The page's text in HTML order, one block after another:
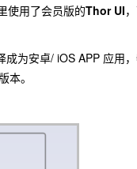
使用了会员版的Thor UI
为安卓/ iOS APP 应用
。